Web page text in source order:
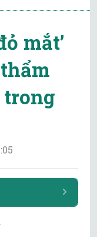
mắt’
trong